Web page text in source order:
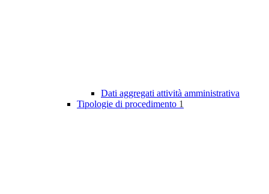
Dati aggregati attività amministrativa
Tipologie di procedimento 1